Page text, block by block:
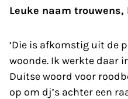
Leuke naam trouwens,
‘Die is afkomstig uit de
woonde. Ik werkte daar
Duitse woord voor
op om dj’s achter een